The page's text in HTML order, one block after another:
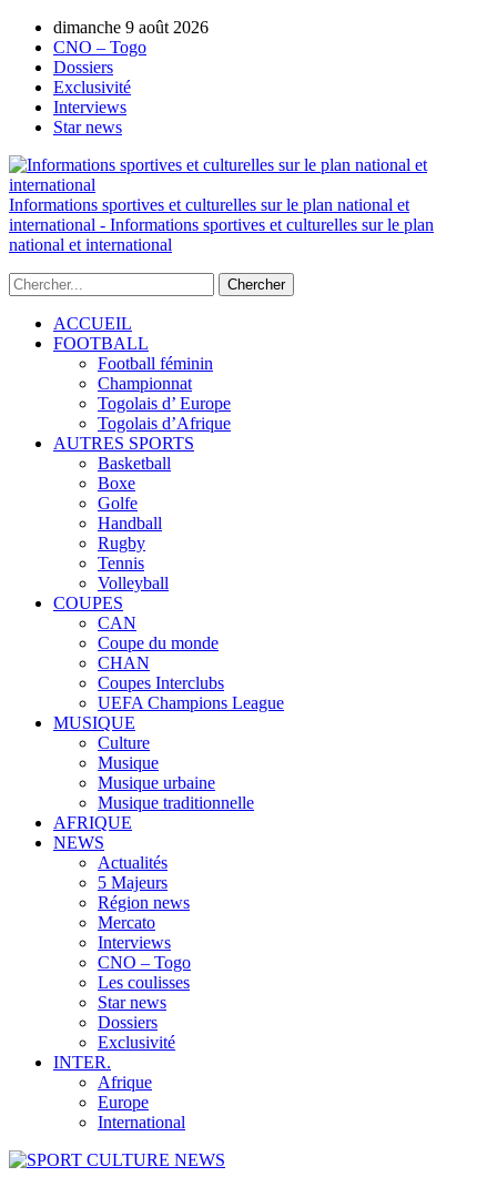
dimanche 9 août 2026
CNO – Togo
Dossiers
Exclusivité
Interviews
Star news
Informations sportives et culturelles sur le plan national et
international - Informations sportives et culturelles sur le plan
national et international
ACCUEIL
FOOTBALL
Football féminin
Championnat
Togolais d’ Europe
Togolais d’Afrique
AUTRES SPORTS
Basketball
Boxe
Golfe
Handball
Rugby
Tennis
Volleyball
COUPES
CAN
Coupe du monde
CHAN
Coupes Interclubs
UEFA Champions League
MUSIQUE
Culture
Musique
Musique urbaine
Musique traditionnelle
AFRIQUE
NEWS
Actualités
5 Majeurs
Région news
Mercato
Interviews
CNO – Togo
Les coulisses
Star news
Dossiers
Exclusivité
INTER.
Afrique
Europe
International
AUTORISATION DE LA HAAC N°0134/HAAC/12-